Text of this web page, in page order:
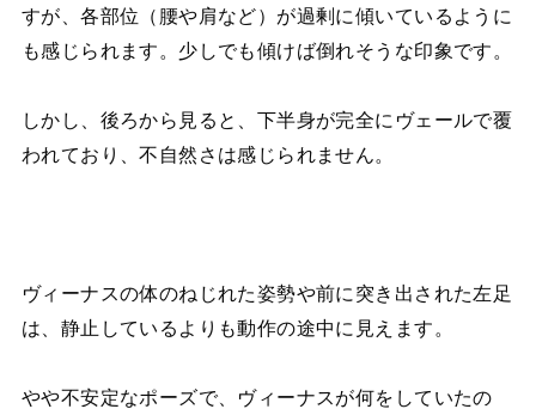
すが、各部位（腰や肩など）が過剰に傾いているように
も感じられます。少しでも傾けば倒れそうな印象です。
しかし、後ろから見ると、下半身が完全にヴェールで覆
われており、不自然さは感じられません。
ヴィーナスの体のねじれた姿勢や前に突き出された左足
は、静止しているよりも動作の途中に見えます。
やや不安定なポーズで、ヴィーナスが何をしていたの